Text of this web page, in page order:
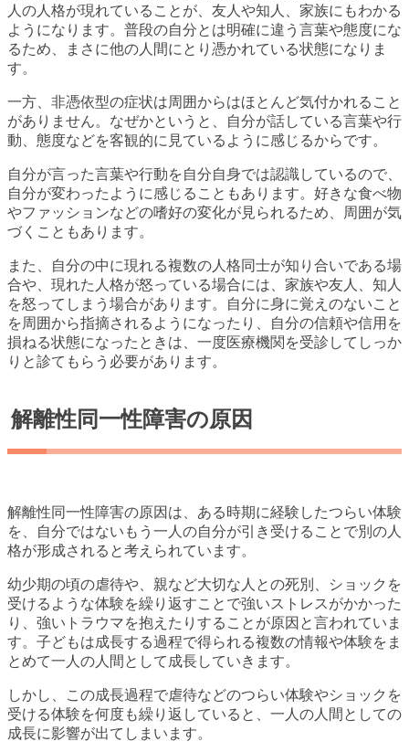
人の人格が現れていることが、友人や知人、家族にもわかる
ようになります。普段の自分とは明確に違う言葉や態度にな
るため、まさに他の人間にとり憑かれている状態になりま
す。
一方、非憑依型の症状は周囲からはほとんど気付かれること
がありません。なぜかというと、自分が話している言葉や行
動、態度などを客観的に見ているように感じるからです。
自分が言った言葉や行動を自分自身では認識しているので、
自分が変わったように感じることもあります。好きな食べ物
やファッションなどの嗜好の変化が見られるため、周囲が気
づくこともあります。
また、自分の中に現れる複数の人格同士が知り合いである場
合や、現れた人格が怒っている場合には、家族や友人、知人
を怒ってしまう場合があります。自分に身に覚えのないこと
を周囲から指摘されるようになったり、自分の信頼や信用を
損ねる状態になったときは、一度医療機関を受診してしっか
りと診てもらう必要があります。
解離性同一性障害の原因
解離性同一性障害の原因は、ある時期に経験したつらい体験
を、自分ではないもう一人の自分が引き受けることで別の人
格が形成されると考えられています。
幼少期の頃の虐待や、親など大切な人との死別、ショックを
受けるような体験を繰り返すことで強いストレスがかかった
り、強いトラウマを抱えたりすることが原因と言われていま
す。子どもは成長する過程で得られる複数の情報や体験をま
とめて一人の人間として成長していきます。
しかし、この成長過程で虐待などのつらい体験やショックを
受ける体験を何度も繰り返していると、一人の人間としての
成長に影響が出てしまいます。